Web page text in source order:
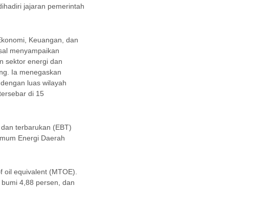
jajaran pemerintah
Keuangan, dan
menyampaikan
sektor energi dan
Ia menegaskan
luas wilayah
di 15
terbarukan (EBT)
Energi Daerah
equivalent (MTOE).
4,88 persen, dan